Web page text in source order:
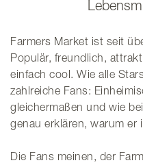
Farmers Market ist seit
Populär, freundlich,
einfach cool. Wie alle
zahlreiche Fans:
gleichermaßen und wie
genau erklären, warum er
Die Fans meinen, der